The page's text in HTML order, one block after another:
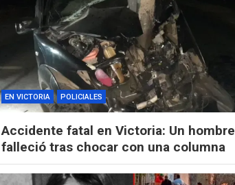
EN VICTORIA POLICIALES
Accidente fatal en Victoria: Un hombre
falleció tras chocar con una columna